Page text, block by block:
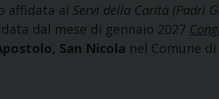
affidata ai Servi della Carità (Padri
dal mese di gennaio 2027
San Nicola nel Comune